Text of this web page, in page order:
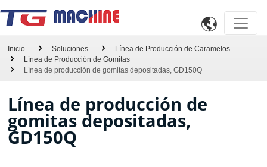

Inicio Soluciones
Línea de Producción de Caramelos
Línea de Producción de Gomitas
Línea de producción de gomitas depositadas, GD150Q
Línea de producción de
gomitas depositadas,
GD150Q